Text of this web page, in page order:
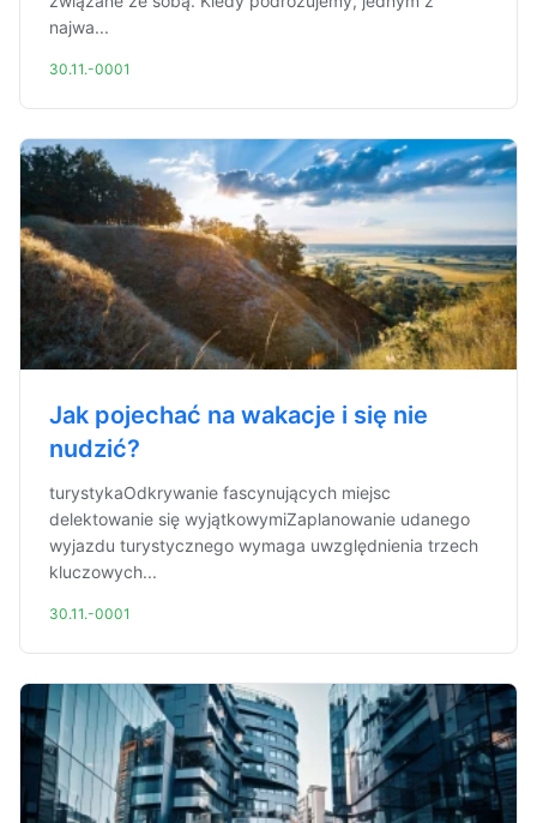
najwa...
30.11.-0001
Jak pojechać na wakacje i się nie
nudzić?
turystykaOdkrywanie fascynujących miejsc
delektowanie się wyjątkowymiZaplanowanie udanego
wyjazdu turystycznego wymaga uwzględnienia trzech
kluczowych...
30.11.-0001